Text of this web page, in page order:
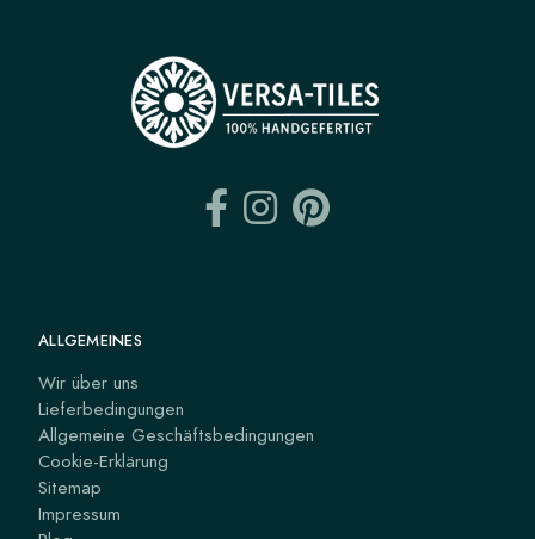
ALLGEMEINES
Wir über uns
Lieferbedingungen
Allgemeine Geschäftsbedingungen
Cookie-Erklärung
Sitemap
Impressum